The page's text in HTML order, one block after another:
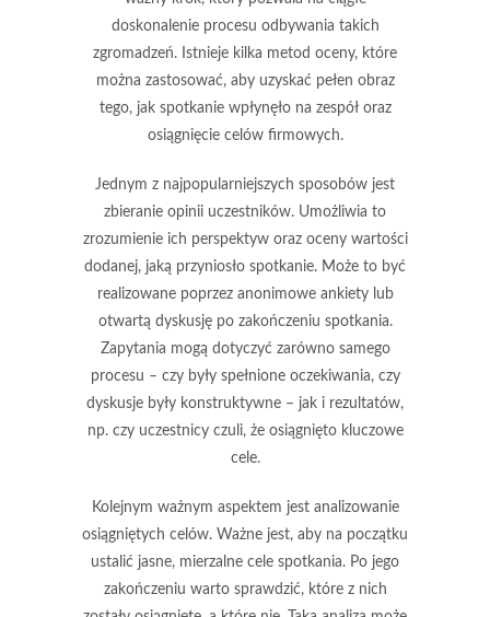
doskonalenie procesu odbywania takich
zgromadzeń. Istnieje kilka metod oceny, które
można zastosować, aby uzyskać pełen obraz
tego, jak spotkanie wpłynęło na zespół oraz
osiągnięcie celów firmowych.
Jednym z najpopularniejszych sposobów jest
zbieranie opinii uczestników. Umożliwia to
zrozumienie ich perspektyw oraz oceny wartości
dodanej, jaką przyniosło spotkanie. Może to być
realizowane poprzez anonimowe ankiety lub
otwartą dyskusję po zakończeniu spotkania.
Zapytania mogą dotyczyć zarówno samego
procesu – czy były spełnione oczekiwania, czy
dyskusje były konstruktywne – jak i rezultatów,
np. czy uczestnicy czuli, że osiągnięto kluczowe
cele.
Kolejnym ważnym aspektem jest analizowanie
osiągniętych celów. Ważne jest, aby na początku
ustalić jasne, mierzalne cele spotkania. Po jego
zakończeniu warto sprawdzić, które z nich